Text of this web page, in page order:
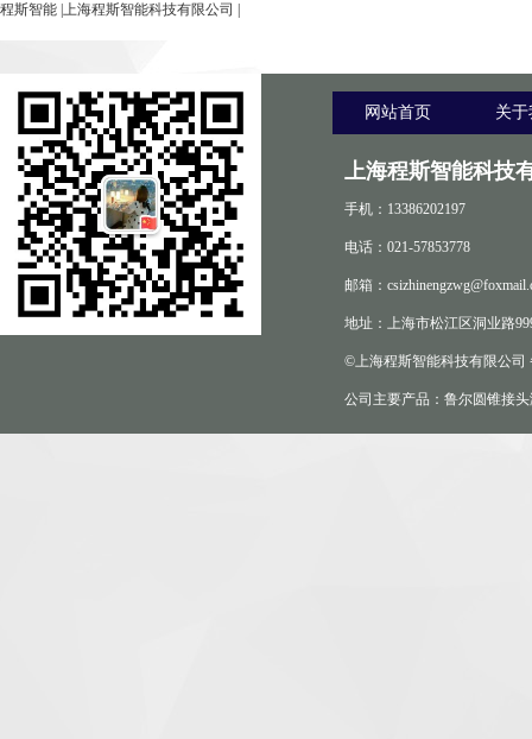
程斯智能 上海程斯智能科技有限公司
网站首页 关
上海程斯智能科技
手机：13386202197
电话：021-57853778
邮箱：
地址：上海市松江区洞业路
©上海程斯智能科技有限公司
公司主要产品：鲁尔圆锥接